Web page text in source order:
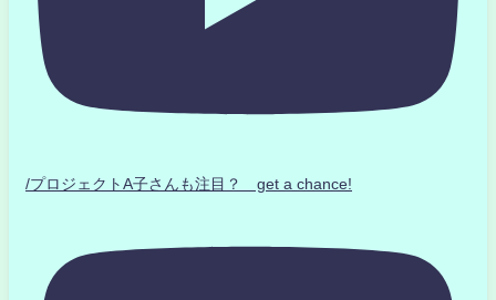
/プロジェクトA子さんも注目？ get a chance!